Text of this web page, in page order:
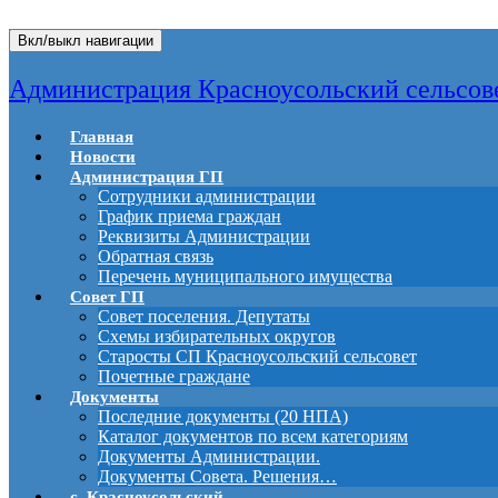
Вкл/выкл навигации
Администрация Красноусольский
Главная
Новости
Администрация ГП
Сотрудники администрации
График приема граждан
Реквизиты Администрации
Обратная связь
Перечень муниципального имущества
Совет ГП
Совет поселения. Депутаты
Схемы избирательных округов
Старосты СП Красноусольский сельсовет
Почетные граждане
Документы
Последние документы (20 НПА)
Каталог документов по всем категориям
Документы Администрации.
Документы Совета. Решения…